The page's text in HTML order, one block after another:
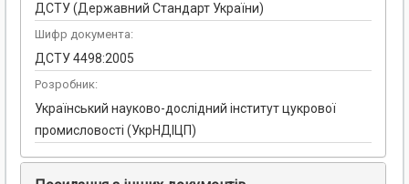
ДСТУ (Державний Стандарт України)
Шифр документа:
ДСТУ 4498:2005
Розробник:
Український науково-дослідний інститут цукрової
промисловості (УкрНДІЦП)